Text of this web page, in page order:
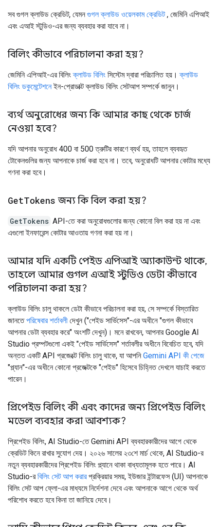
সব গুগল ক্লাউড ক্রেডিট, যেমন গুগল ক্লাউড ওয়েলকাম ক্রেডিট, জেমিনি এপিআই
এবং এআই স্টুডিও-এর জন্য ব্যবহার করা যাবে না।
বিলিং কীভাবে পরিচালনা করা হয়?
জেমিনি এপিআই-এর বিলিংক্লাউড বিলিং সিস্টেম দ্বারা পরিচালিত হয়।ক্লাউড
বিলিং ডকুমেন্টেশনেইন-প্রোডাক্ট ক্লাউড বিলিং সেটআপ সম্পর্কে জানুন।
ব্যর্থ অনুরোধের জন্য কি আমার কাছ থেকে চার্জ
নেওয়া হবে?
যদি আপনার অনুরোধ 400 বা 500 ত্রুটির কারণে ব্যর্থ হয়, তাহলে ব্যবহৃত
টোকেনগুলির জন্য আপনাকে চার্জ করা হবে না। তবে, অনুরোধটি আপনার কোটার মধ্যে
গণনা করা হবে।
GetTokens জন্য কি বিল করা হয়?
GetTokens API-তে করা অনুরোধগুলোর জন্য কোনো বিল করা হয় না এবং
এগুলো ইনফারেন্স কোটার আওতায় গণনা করা হয় না।
আমার যদি একটি পেইড এপিআই অ্যাকাউন্ট থাকে,
তাহলে আমার গুগল এআই স্টুডিও ডেটা কীভাবে
পরিচালনা করা হয়?
ক্লাউড বিলিং চালু থাকলে ডেটা কীভাবে পরিচালনা করা হয়, সে সম্পর্কে বিস্তারিত
জানতেপরিষেবার শর্তাবলী দেখুন ("পেইড সার্ভিসেস"-এর অধীনে "গুগল কীভাবে
আপনার ডেটা ব্যবহার করে" অংশটি দেখুন)। মনে রাখবেন, আপনার Google AI
Studio প্রম্পটগুলো একই "পেইড সার্ভিসেস" শর্তাবলীর অধীনে বিবেচিত হবে, যদি
অন্তত একটি API প্রজেক্টে বিলিং চালু থাকে, যা আপনি Gemini API কী পেজে
"প্ল্যান"-এর অধীনে কোনো প্রজেক্টকে "পেইড" হিসেবে চিহ্নিত দেখলে যাচাই করতে
পারেন।
প্রিপেইড বিলিং কী এবং কাদের জন্য প্রিপেইড বিলিং
মডেল ব্যবহার করা আবশ্যক?
প্রিপেইড বিলিং, AI Studio-তে Gemini API ব্যবহারকারীদের আগে থেকে
ক্রেডিট কিনে রাখার সুযোগ দেয়। ২০২৬ সালের ২৩শে মার্চ থেকে, AI Studio-র
নতুন ব্যবহারকারীদের প্রিপেইড বিলিং প্ল্যানে থাকা বাধ্যতামূলক হতে পারে। AI
Studio-রবিলিং সেট আপ করারপ্রক্রিয়ার সময়, ইউজার ইন্টারফেস (UI) আপনাকে
বিলিং সেট আপ ফ্লো-এর মাধ্যমে নির্দেশনা দেবে এবং আপনাকে আগে থেকে অর্থ
পরিশোধ করতে হবে কিনা তা জানিয়ে দেবে।